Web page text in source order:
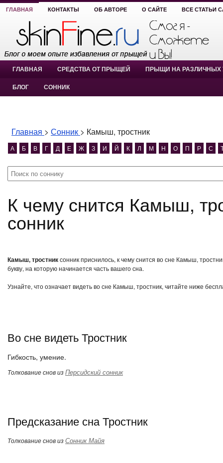
ГЛАВНАЯ КОНТАКТЫ ОБ АВТОРЕ О САЙТЕ ВСЕ СТАТЬИ
ГЛАВНАЯ СРЕДСТВА ОТ ПРЫЩЕЙ ПРЫЩИ НА РАЗЛИЧНЫХ
БЛОГ СОННИК
Главная > Сонник > Камыш, тростник
А Б В Г Д Е Ж З И Й К Л М Н О П Р С
К чему снится Камыш, тростник? Камыш, тростник
сонник
Камыш, тростниксонник приснилось, к чему снится во сне Камыш,
букву, на которую начинается часть вашего сна.
Узнайте, что означает видеть во сне Камыш, тростник, читайте ниже
Во сне видеть Тростник
Гибкость, умение.
Толкование снов изПерсидский сонник
Предсказание сна Тростник
Толкование снов изСонник Майя